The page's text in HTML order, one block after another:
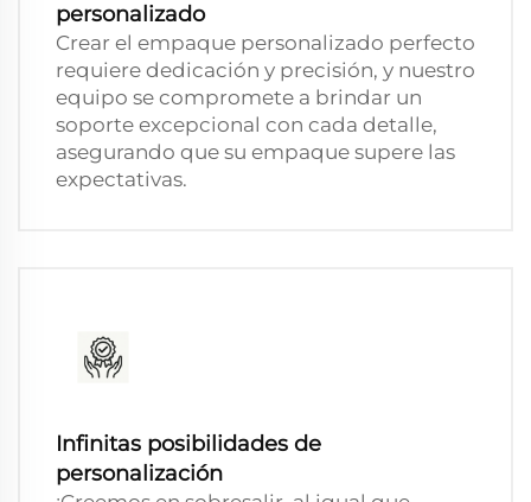
personalizado
Crear el empaque personalizado perfecto
requiere dedicación y precisión, y nuestro
equipo se compromete a brindar un
soporte excepcional con cada detalle,
asegurando que su empaque supere las
expectativas.
Infinitas posibilidades de
personalización